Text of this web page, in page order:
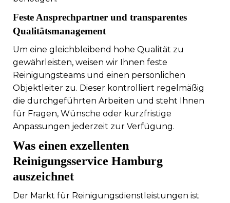
Feste Ansprechpartner und transparentes
Qualitätsmanagement
Um eine gleichbleibend hohe Qualität zu
gewährleisten, weisen wir Ihnen feste
Reinigungsteams und einen persönlichen
Objektleiter zu. Dieser kontrolliert regelmäßig
die durchgeführten Arbeiten und steht Ihnen
für Fragen, Wünsche oder kurzfristige
Anpassungen jederzeit zur Verfügung.
Was einen exzellenten
Reinigungsservice Hamburg
auszeichnet
Der Markt für Reinigungsdienstleistungen ist